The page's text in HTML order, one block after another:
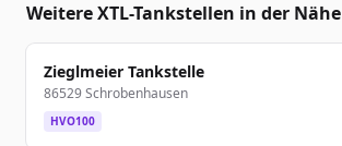
Weitere XTL-Tankstellen in der Nähe
Zieglmeier Tankstelle
86529 Schrobenhausen
HVO100